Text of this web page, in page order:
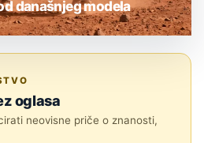
današnjeg modela
oglasa
neovisne priče o znanosti,